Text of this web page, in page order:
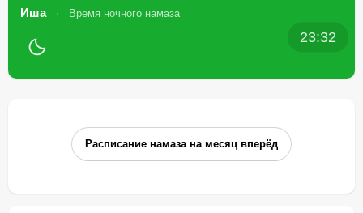
Иша Время ночного намаза
23:32
Расписание намаза на месяц вперёд